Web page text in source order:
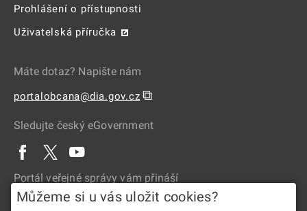
Prohlášení o přístupnosti
Uživatelská příručka
Máte dotaz? Napište nám
portalobcana@dia.gov.cz ⧉
Sledujte český eGovernment
Portál veřejné správy vám přináší
Můžeme si u vás uložit cookies?